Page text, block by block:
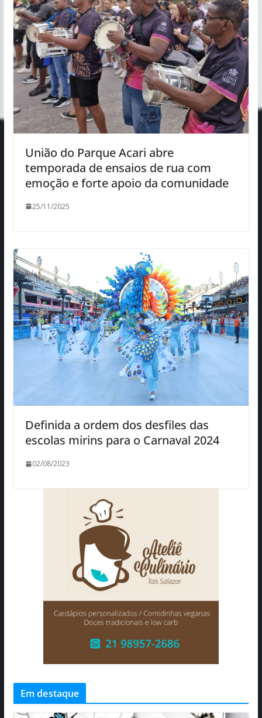
União do Parque Acari abre
temporada de ensaios de rua com
emoção e forte apoio da comunidade
25/11/2025
Definida a ordem dos desfiles das
escolas mirins para o Carnaval 2024
02/08/2023
Em destaque